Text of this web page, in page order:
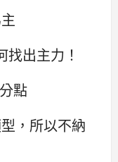
出主力！
點
，所以不納